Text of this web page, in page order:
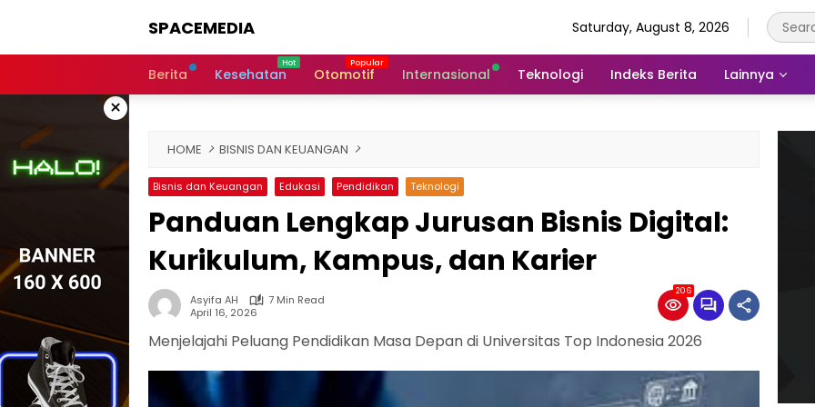
SPACEMEDIA Saturday, August 8, 2026
Berita Kesehatan Otomotif Internasional Teknologi Indeks Berita Lainnya
×
HOME BISNIS DAN KEUANGAN
Bisnis dan Keuangan Edukasi Pendidikan Teknologi
Panduan Lengkap Jurusan Bisnis Digital:
Kurikulum, Kampus, dan Karier
Asyifa AH
7 Min Read
April 16, 2026
206
Menjelajahi Peluang Pendidikan Masa Depan di Universitas Top Indonesia 2026